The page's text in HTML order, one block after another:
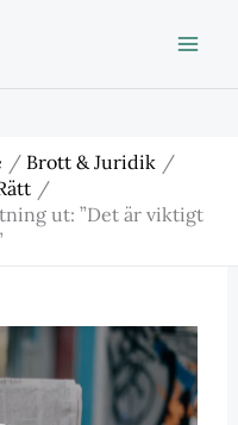
Brott & Juridik
ut: ”Det är viktigt